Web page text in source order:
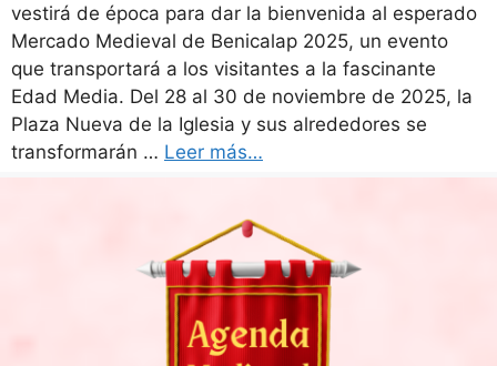
vestirá de época para dar la bienvenida al esperado
Mercado Medieval de Benicalap 2025, un evento
que transportará a los visitantes a la fascinante
Edad Media. Del 28 al 30 de noviembre de 2025, la
Plaza Nueva de la Iglesia y sus alrededores se
transformarán … Leer más…